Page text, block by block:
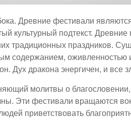
Древние фестивали
культурный подтекст.
традиционных праздников.
содержанием, оживленностью
Дух дракона энергичен, и все
молитвы о
Эти фестивали вращаются
приветствовать